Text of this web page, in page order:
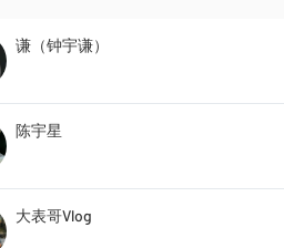
谦（钟宇谦）
陈宇星
大表哥Vlog